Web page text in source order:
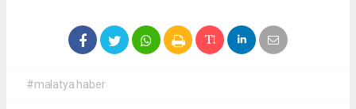
#malatya haber